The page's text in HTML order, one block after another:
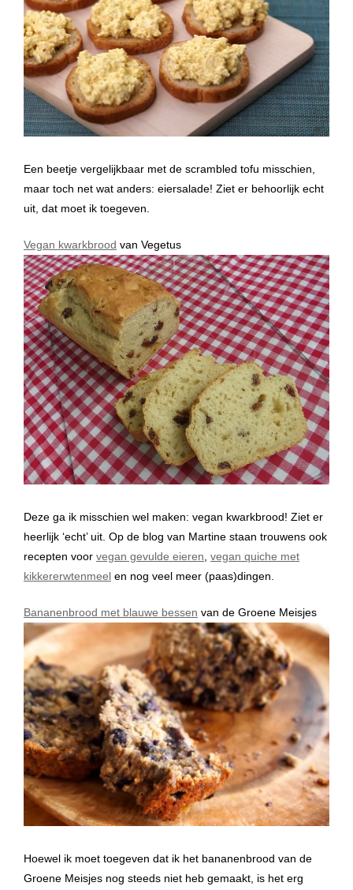
Een beetje vergelijkbaar met de scrambled tofu misschien,
maar toch net wat anders: eiersalade! Ziet er behoorlijk echt
uit, dat moet ik toegeven.
Vegan kwarkbrood van Vegetus
Deze ga ik misschien wel maken: vegan kwarkbrood! Ziet er
heerlijk ‘echt’ uit. Op de blog van Martine staan trouwens ook
recepten voor vegan gevulde eieren vegan quiche met
kikkererwtenmeel en nog veel meer (paas)dingen.
Bananenbrood met blauwe bessen van de Groene Meisjes
Hoewel ik moet toegeven dat ik het bananenbrood van de
Groene Meisjes nog steeds niet heb gemaakt, is het erg